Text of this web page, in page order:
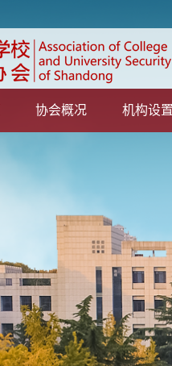
协会概况 机构设